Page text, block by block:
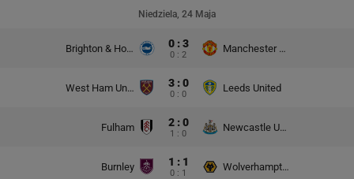
Niedziela, 24 Maja
Brighton & Hove Albion 0 : 3
0 : 2
Manchester United
West Ham United 3 : 0
0 : 0
Leeds United
Fulham 2 : 0
1 : 0
Newcastle United
Burnley 1 : 1
0 : 1
Wolverhampton Wanderers